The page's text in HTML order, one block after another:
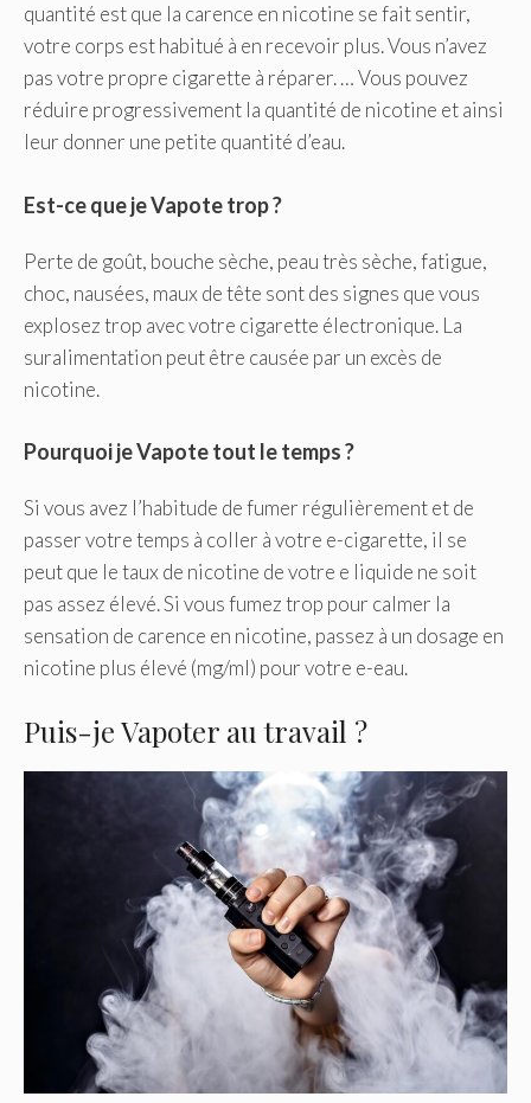
quantité est que la carence en nicotine se fait sentir,
votre corps est habitué à en recevoir plus. Vous n’avez
pas votre propre cigarette à réparer. … Vous pouvez
réduire progressivement la quantité de nicotine et ainsi
leur donner une petite quantité d’eau.
Est-ce que je Vapote trop ?
Perte de goût, bouche sèche, peau très sèche, fatigue,
choc, nausées, maux de tête sont des signes que vous
explosez trop avec votre cigarette électronique. La
suralimentation peut être causée par un excès de
nicotine.
Pourquoi je Vapote tout le temps ?
Si vous avez l’habitude de fumer régulièrement et de
passer votre temps à coller à votre e-cigarette, il se
peut que le taux de nicotine de votre e liquide ne soit
pas assez élevé. Si vous fumez trop pour calmer la
sensation de carence en nicotine, passez à un dosage en
nicotine plus élevé (mg/ml) pour votre e-eau.
Puis-je Vapoter au travail ?